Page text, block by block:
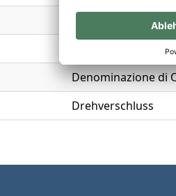
Denominazione di
Drehverschluss